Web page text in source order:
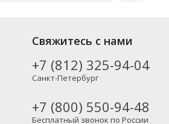
Свяжитесь с нами
+7 (812) 325-94-04
Санкт-Петербург
+7 (800) 550-94-48
Бесплатный звонок по России